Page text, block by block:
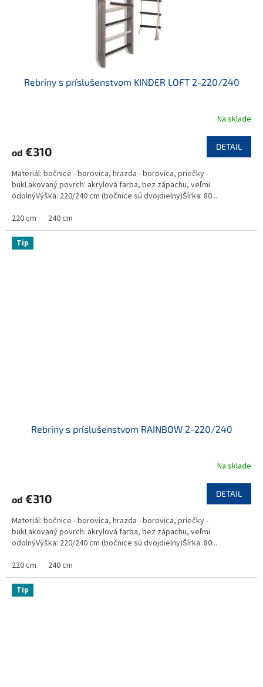
Rebriny s príslušenstvom KINDER LOFT 2-220/240
Na sklade
od €310 DETAIL
Materiál: bočnice - borovica, hrazda - borovica, priečky -
bukLakovaný povrch: akrylová farba, bez zápachu, veľmi
odolnýVýška: 220/240 cm (bočnice sú dvojdielny)Šírka: 80...
220 cm
240 cm
Tip
Rebriny s príslušenstvom RAINBOW 2-220/240
Na sklade
od €310 DETAIL
Materiál: bočnice - borovica, hrazda - borovica, priečky -
bukLakovaný povrch: akrylová farba, bez zápachu, veľmi
odolnýVýška: 220/240 cm (bočnice sú dvojdielny)Šírka: 80...
220 cm
240 cm
Tip